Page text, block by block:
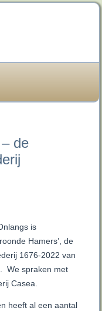
de
is
Hamers’, de
1676-2022 van
We spraken met
Casea.
heeft al een aantal